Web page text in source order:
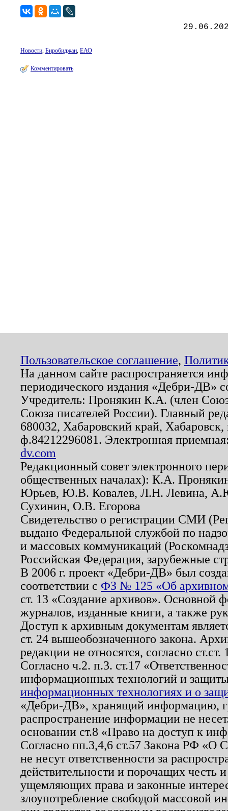
Новости, Биробиджан, ЕАО
Комментировать
Пользовательское соглашение,
На данном сайте распространяется
периодического издания «Дебри-ДВ»
Учредитель: Пронякин К.А. (член
Союза писателей России). Главный
680032, Хабаровский край,
ф.84212296081. Электронная
dv.com
Редакционный совет электронного
общественных началах): К.А.
Юрьев, Ю.В. Ковалев, Л.Н. Левина,
Сухинин, О.В. Егорова
Свидетельство о регистрации СМИ
выдано Федеральной службой по
и массовых коммуникаций
Российская Федерация, зарубежные
В 2006 г. проект «Дебри-ДВ» был
соответствии с ФЗ № 125 «Об
ст. 13 «Создание архивов». Основной
журналов, изданные книги, а также
Доступ к архивным документам
ст. 24 вышеобозначенного закона.
редакции не относятся, согласно
Согласно ч.2. п.3. ст.17
информационных технологий и
информационных технологиях и о
«Дебри-ДВ», хранящий информацию,
распространение информации не
основании ст.8 «Право на доступ к
Согласно пп.3,4,6 ст.57 Закона РФ «О
не несут ответственности за
действительности и порочащих честь
ущемляющих права и законные
злоупотребление свободой массовой